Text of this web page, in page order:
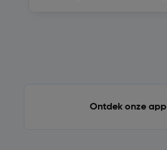
Ontdek onze app